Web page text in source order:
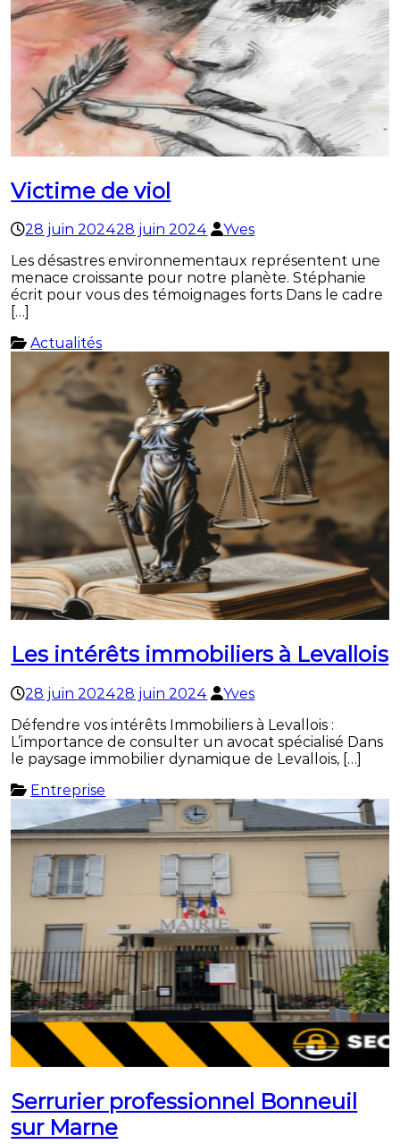
Victime de viol
28 juin 202428 juin 2024
Yves
Les désastres environnementaux représentent une
menace croissante pour notre planète. Stéphanie
écrit pour vous des témoignages forts Dans le cadre
[…]
Actualités
Les intérêts immobiliers à Levallois
28 juin 202428 juin 2024
Yves
Défendre vos intérêts Immobiliers à Levallois :
L’importance de consulter un avocat spécialisé Dans
le paysage immobilier dynamique de Levallois, […]
Entreprise
Serrurier professionnel Bonneuil
sur Marne